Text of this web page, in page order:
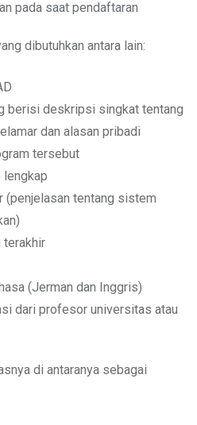
pada saat pendaftaran
dibutuhkan antara lain:
berisi deskripsi singkat tentang
dan alasan pribadi
tersebut
lengkap
(penjelasan tentang sistem
terakhir
(Jerman dan Inggris)
dari profesor universitas atau
di antaranya sebagai